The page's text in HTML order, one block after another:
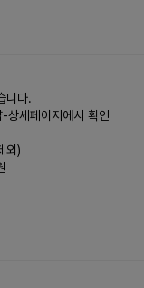
니다.
상세페이지에서 확인
외)